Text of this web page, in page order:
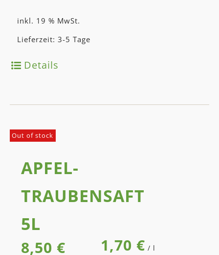
inkl. 19 % MwSt.
Lieferzeit: 3-5 Tage
Details
Out of stock
APFEL-
TRAUBEN­SAFT
5L
8,50 € 1,70 € / l